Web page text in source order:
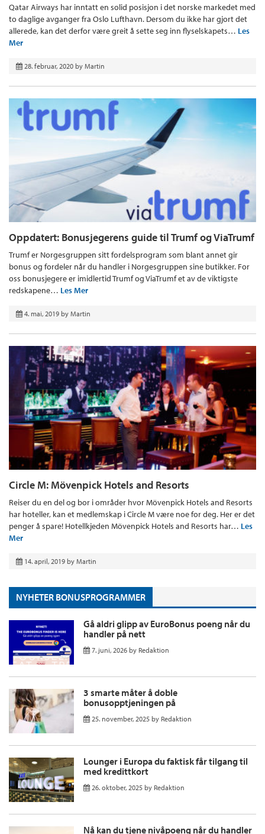
Qatar Airways har inntatt en solid posisjon i det norske markedet med
to daglige avganger fra Oslo Lufthavn. Dersom du ikke har gjort det
allerede, kan det derfor være greit å sette seg inn flyselskapets… Les
Mer
28. februar, 2020 by Martin
Oppdatert: Bonusjegerens guide til Trumf og ViaTrumf
Trumf er Norgesgruppen sitt fordelsprogram som blant annet gir
bonus og fordeler når du handler i Norgesgruppen sine butikker. For
oss bonusjegere er imidlertid Trumf og ViaTrumf et av de viktigste
redskapene… Les Mer
4. mai, 2019 by Martin
Circle M: Mövenpick Hotels and Resorts
Reiser du en del og bor i områder hvor Mövenpick Hotels and Resorts
har hoteller, kan et medlemskap i Circle M være noe for deg. Her er det
penger å spare! Hotellkjeden Mövenpick Hotels and Resorts har… Les
Mer
14. april, 2019 by Martin
NYHETER BONUSPROGRAMMER
Gå aldri glipp av EuroBonus poeng når du
handler på nett
7. juni, 2026 by Redaktion
3 smarte måter å doble
bonusopptjeningen på
25. november, 2025 by Redaktion
Lounger i Europa du faktisk får tilgang til
med kredittkort
26. oktober, 2025 by Redaktion
Nå kan du tjene nivåpoeng når du handler